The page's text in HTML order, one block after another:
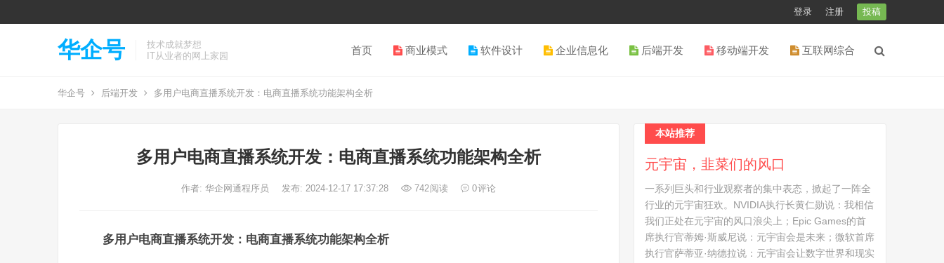
登录 注册 投稿
华企号
技术成就梦想
IT从业者的网上家园
首页 商业模式 软件设计 企业信息化 后端开发 移动端开发 互联网综合
华企号 后端开发 多⽤户电商直播系统开发：电商直播系统功能架构全析
多⽤户电商直播系统开发：电商直播系统功能架构全析
作者: 华企网通程序员 发布: 2024-12-17 17:37:28 742阅读 0评论
多⽤户电商直播系统开发：电商直播系统功能架构全析
本站推荐
元宇宙，韭菜们的风口
一系列巨头和行业观察者的集中表态，掀起了一阵全
行业的元宇宙狂欢。NVIDIA执行长黄仁勋说：我相信
我们正处在元宇宙的风口浪尖上；Epic Games的首
席执行官蒂姆·斯威尼说：元宇宙会是未来；微软首席
执行官萨蒂亚·纳德拉说：元宇宙会让数字世界和现实